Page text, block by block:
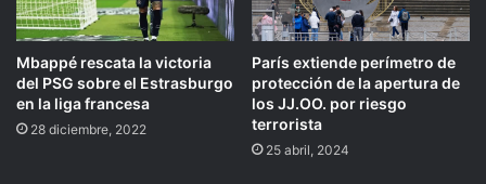
Mbappé rescata la victoria
del PSG sobre el Estrasburgo
en la liga francesa
28 diciembre, 2022
París extiende perímetro de
protección de la apertura de
los JJ.OO. por riesgo
terrorista
25 abril, 2024